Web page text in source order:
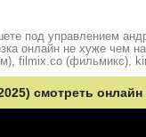
под управлением
онлайн не хуже чем
filmix.co (фильмикс),
смотреть онлайн